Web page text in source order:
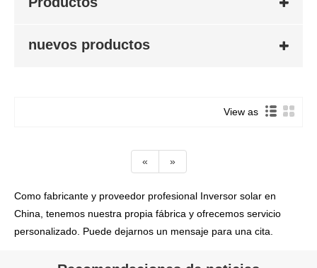
nuevos productos
View as
« »
Como fabricante y proveedor profesional Inversor solar en
China, tenemos nuestra propia fábrica y ofrecemos servicio
personalizado. Puede dejarnos un mensaje para una cita.